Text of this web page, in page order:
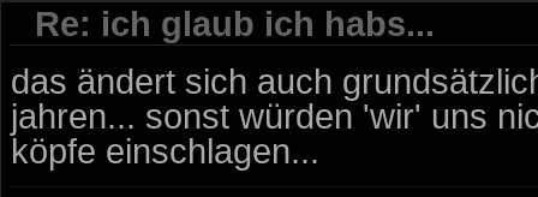
Re: ich glaub ich habs...
das ändert sich auch
jahren... sonst würden 'wir' uns
köpfe einschlagen...